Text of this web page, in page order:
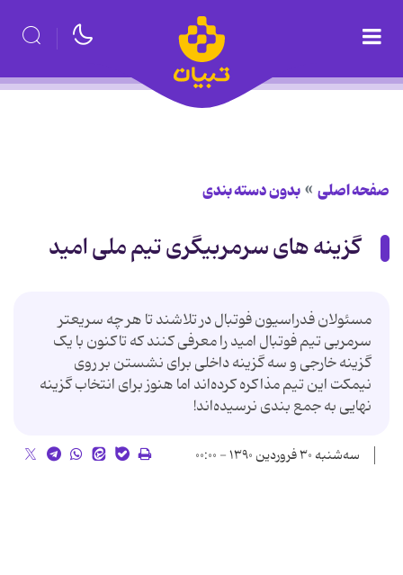
صفحه اصلی بدون دسته بندی
گزینه های سرمربیگری تیم ملی امید
مسئولان فدراسیون فوتبال در تلاشند تا هر چه سریعتر
سرمربی تیم فوتبال امید را معرفی کنند که تاکنون با یک
گزینه خارجی و سه گزینه داخلی برای نشستن بر روی
نیمکت این تیم مذاکره کرده‌اند اما هنوز برای انتخاب گزینه
نهایی به جمع بندی نرسیده‌اند!
سه‌شنبه ۳۰ فروردین ۱۳۹۰ - ۰۰:۰۰